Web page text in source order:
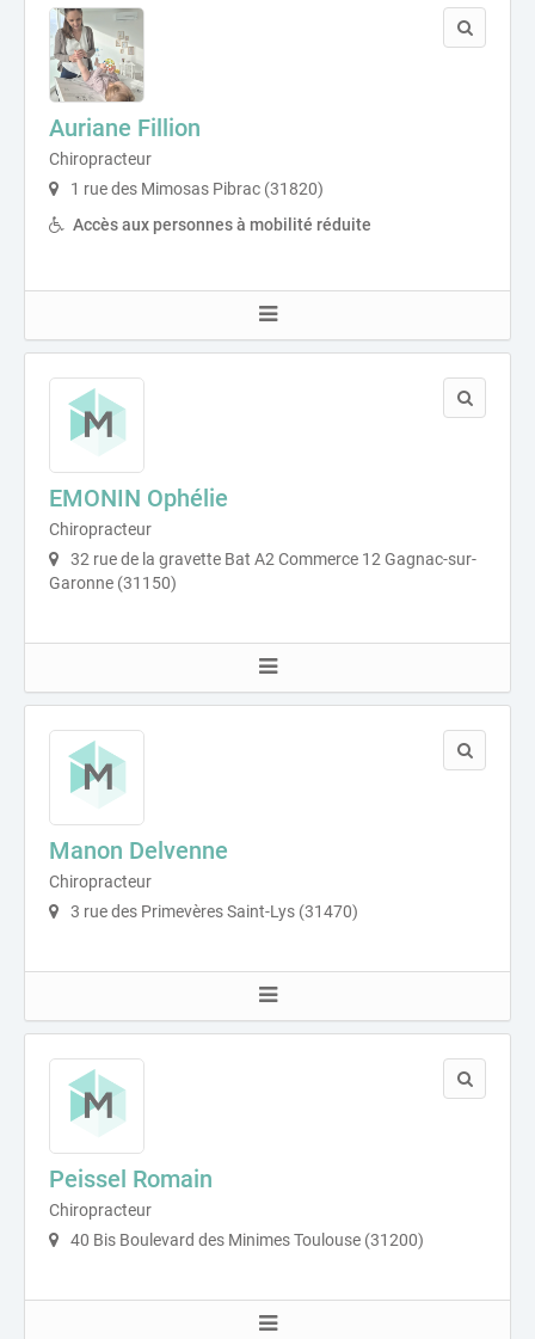
Auriane Fillion
Chiropracteur
1 rue des Mimosas Pibrac (31820)
Accès aux personnes à mobilité réduite
EMONIN Ophélie
Chiropracteur
32 rue de la gravette Bat A2 Commerce 12 Gagnac-sur-
Garonne (31150)
Manon Delvenne
Chiropracteur
3 rue des Primevères Saint-Lys (31470)
Peissel Romain
Chiropracteur
40 Bis Boulevard des Minimes Toulouse (31200)